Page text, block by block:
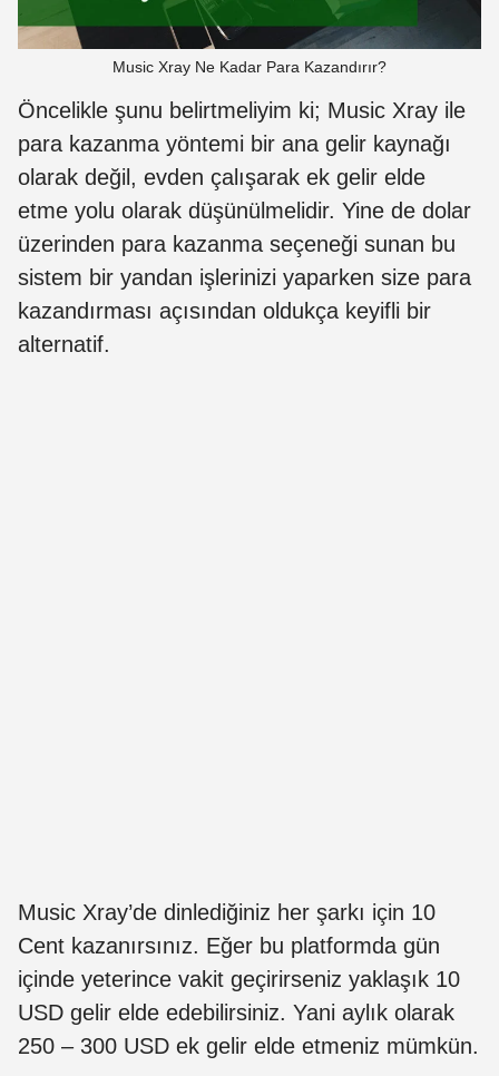
Music Xray Ne Kadar Para Kazandırır?
Öncelikle şunu belirtmeliyim ki; Music Xray ile
para kazanma yöntemi bir ana gelir kaynağı
olarak değil, evden çalışarak ek gelir elde
etme yolu olarak düşünülmelidir. Yine de dolar
üzerinden para kazanma seçeneği sunan bu
sistem bir yandan işlerinizi yaparken size para
kazandırması açısından oldukça keyifli bir
alternatif.
Music Xray’de dinlediğiniz her şarkı için 10
Cent kazanırsınız. Eğer bu platformda gün
içinde yeterince vakit geçirirseniz yaklaşık 10
USD gelir elde edebilirsiniz. Yani aylık olarak
250 – 300 USD ek gelir elde etmeniz mümkün.